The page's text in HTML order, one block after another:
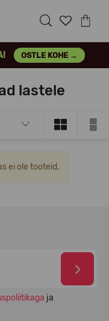
OSTLE KOHE →
lastele
ei ole tooteid.
ja